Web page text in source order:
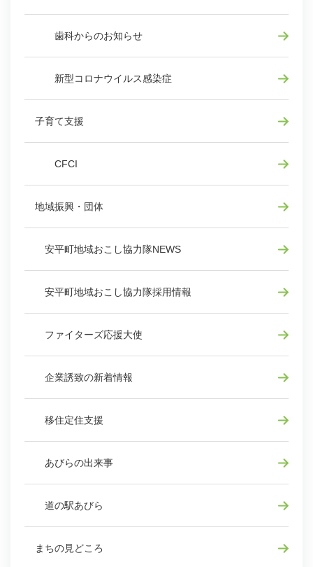
歯科からのお知らせ
新型コロナウイルス感染症
子育て支援
CFCI
地域振興・団体
安平町地域おこし協力隊NEWS
安平町地域おこし協力隊採用情報
ファイターズ応援大使
企業誘致の新着情報
移住定住支援
あびらの出来事
道の駅あびら
まちの見どころ